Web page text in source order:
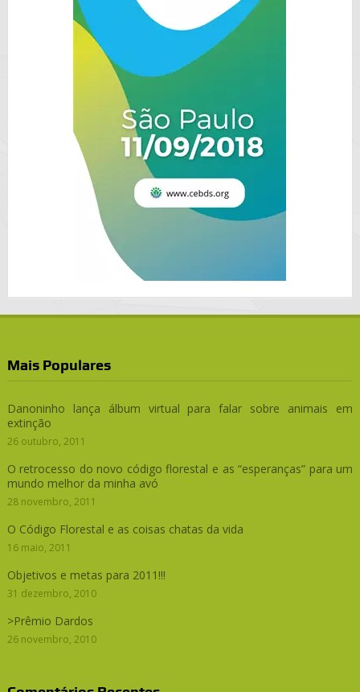
Mais Populares
Danoninho lança álbum virtual para falar sobre animais em
extinção
26 outubro, 2011
O retrocesso do novo código florestal e as “esperanças” para um
mundo melhor da minha avó
28 novembro, 2011
O Código Florestal e as coisas chatas da vida
16 maio, 2011
Objetivos e metas para 2011!!!
31 dezembro, 2010
>Prêmio Dardos
26 novembro, 2010